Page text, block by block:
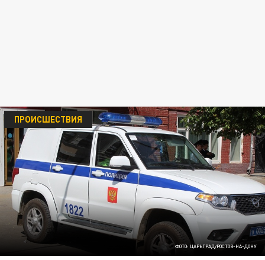
ФОТО: ЦАРЬГРАД/РОСТОВ-НА-ДОНУ
ПРОИСШЕСТВИЯ